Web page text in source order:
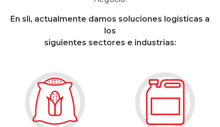
En sli, actualmente damos soluciones logísticas a
los
siguientes sectores e industrias: